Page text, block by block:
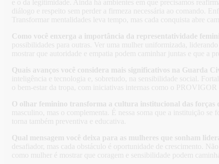
e o da legitimidade. Ainda há ambientes em que precisamos
diálogo e respeito sem perder a firmeza necessária ao comando.
Transformar mentalidades leva tempo, mas cada conquista abre
Como você enxerga a importância da representatividade
possibilidades para outras. Ver uma mulher uniformizada,
mostrar que autoridade e empatia podem caminhar juntas e que a
Quais avanços você considera mais significativos na Guarda
inteligência e tecnologia e, sobretudo, na sensibilidade social.
o bem-estar da tropa, com iniciativas internas como o
O olhar feminino transforma a cultura institucional das forças
masculino, mas o complementa. É nessa soma que a instituição
torna também preventiva e educativa.
Qual mensagem você deixa para as mulheres que sonham
desafiador, mas cada obstáculo é oportunidade de crescimento.
como mulher é mostrar que coragem e sensibilidade podem